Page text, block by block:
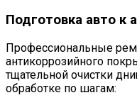
Подготовка авто к
Профессиональные
антикоррозийного
тщательной очистки
обработке по шагам: